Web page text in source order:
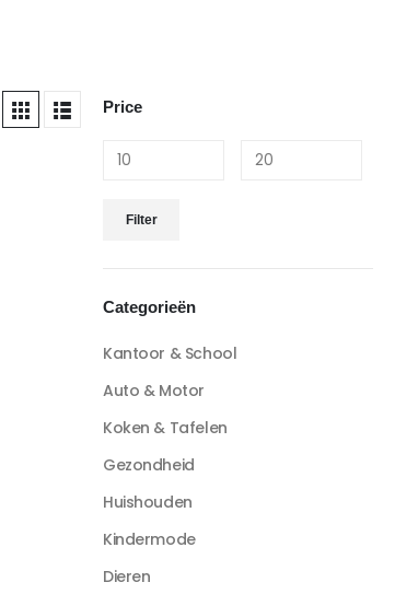
Price
Filter
Categorieën
Kantoor & School
Auto & Motor
Koken & Tafelen
Gezondheid
Huishouden
Kindermode
Dieren